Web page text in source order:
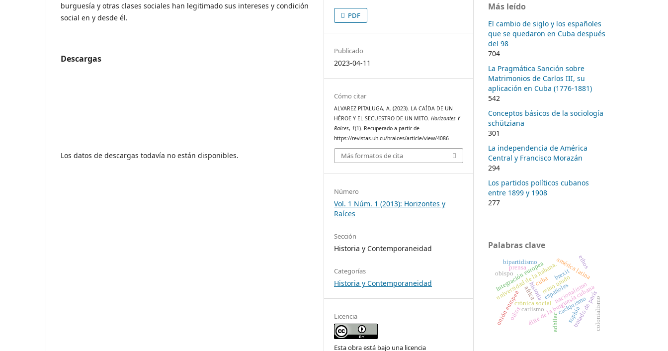
burguesía y otras clases sociales han legitimado sus intereses y condición
social en y desde él.
Descargas
Los datos de descargas todavía no están disponibles.
PDF
Publicado
2023-04-11
Cómo citar
ALVAREZ PITALUGA, A. (2023). LA CAÍDA DE UN
HÉROE Y EL SECUESTRO DE UN MITO.Horizontes Y
Raíces, 1(1). Recuperado a partir de
https://revistas.uh.cu/hraices/article/view/4086
Más formatos de cita
Número
Vol. 1 Núm. 1 (2013): Horizontes y
Raíces
Sección
Historia y Contemporaneidad
Categorías
Historia y Contemporaneidad
Licencia
Esta obra está bajo una licencia
Más leído
El cambio de siglo y los españoles
que se quedaron en Cuba después
del 98
704
La Pragmática Sanción sobre
Matrimonios de Carlos III, su
aplicación en Cuba (1776-1881)
542
Conceptos básicos de la sociología
schütziana
301
La independencia de América
Central y Francisco Morazán
294
Los partidos políticos cubanos
entre 1899 y 1908
277
Palabras clave
crónica social
élite de la burguesía cubana
adhilac
historia
universidad de la habana.américa latina
brexit
reino unido
unión europea
integración europea
cuba
españoles
prensa
tratado de parís
colonialismo
africa
carlismo
nacionalismo
caciquismo
bipartidismo
oikos sophía
ethos
obispo